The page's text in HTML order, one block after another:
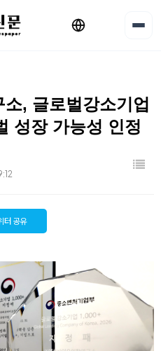
, 글로벌강소기업
성장 가능성 인정
터 공유